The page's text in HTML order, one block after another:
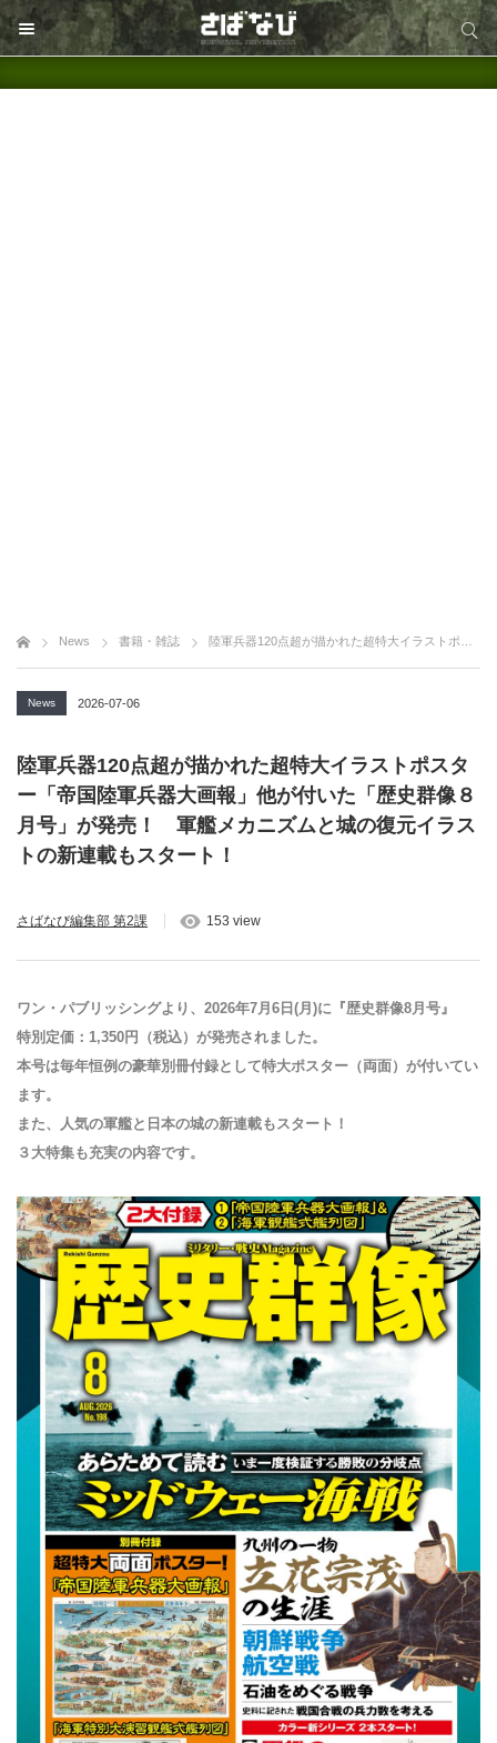
サイト内検索
News 書籍・雑誌 陸軍兵器120点超が描かれた超特大イラストポスター「帝国陸軍兵器大画報」他が付いた「歴史群像８月号」が発売！ 軍艦メカニズムと城の復元イラストの新連載もスタート！
News 2026-07-06
陸軍兵器120点超が描かれた超特大イラストポスタ
ー「帝国陸軍兵器大画報」他が付いた「歴史群像８
月号」が発売！ 軍艦メカニズムと城の復元イラス
トの新連載もスタート！
さばなび編集部 第2課 153 view
ワン・パブリッシングより、2026年7月6日(月)に『歴史群像8月号』
特別定価：1,350円（税込）が発売されました。
本号は毎年恒例の豪華別冊付録として特大ポスター（両面）が付いてい
ます。
また、人気の軍艦と日本の城の新連載もスタート！
３大特集も充実の内容です。
サイト内検索